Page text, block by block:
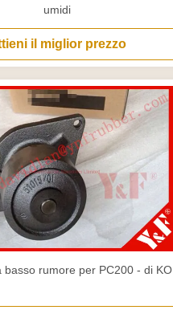
umidi
il miglior prezzo
rumore per PC200 - di